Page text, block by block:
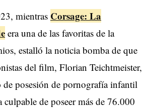
mientras Corsage: La
era una de las favoritas de la
estalló la noticia bomba de que
del film, Florian Teichtmeister,
de posesión de pornografía infantil
culpable de poseer más de 76.000